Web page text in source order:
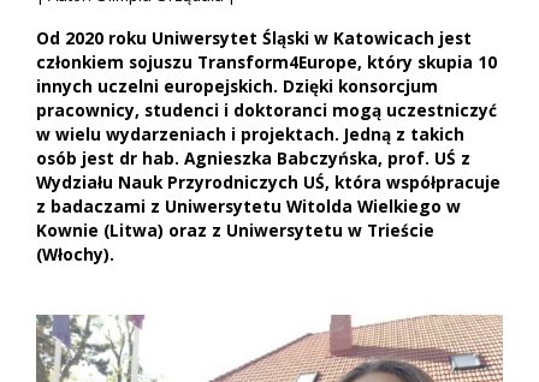
Od 2020 roku Uniwersytet Śląski w Katowicach jest
członkiem sojuszu Transform4Europe, który skupia 10
innych uczelni europejskich. Dzięki konsorcjum
pracownicy, studenci i doktoranci mogą uczestniczyć
w wielu wydarzeniach i projektach. Jedną z takich
osób jest dr hab. Agnieszka Babczyńska, prof. UŚ z
Wydziału Nauk Przyrodniczych UŚ, która współpracuje
z badaczami z Uniwersytetu Witolda Wielkiego w
Kownie (Litwa) oraz z Uniwersytetu w Trieście
(Włochy).